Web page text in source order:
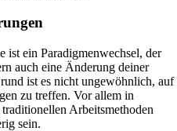
ist ein Paradigmenwechsel, der
auch eine Änderung deiner
ist es nicht ungewöhnlich, auf
zu treffen. Vor allem in
Arbeitsmethoden
sein.